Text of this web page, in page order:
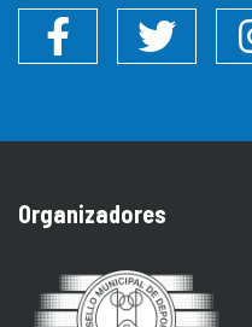
Twitter
Organizadores